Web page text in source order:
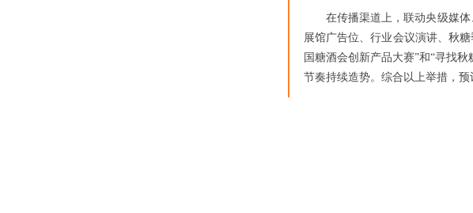
在传播渠道上，联动央级媒
展馆广告位、行业会议演讲、 秋糖
国糖酒会创新产品大赛”和“寻找秋
节奏持续造势。综合以上举措，